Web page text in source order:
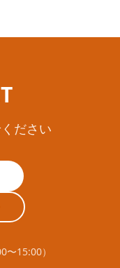
ださい
15:00）